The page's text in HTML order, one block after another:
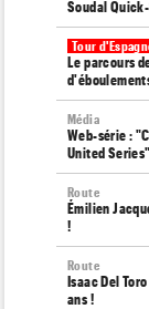
Soudal
Tour
Le parcours
Média
Web-série :
United Series"
Route
Émilien
!
Route
Isaac Del
ans !